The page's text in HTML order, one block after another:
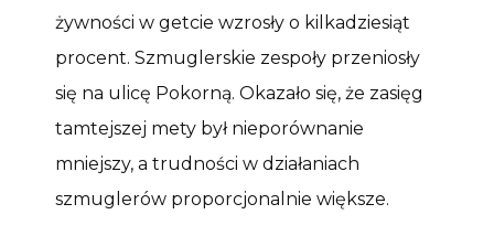
żywności w getcie wzrosły o kilkadziesiąt
procent. Szmuglerskie zespoły przeniosły
się na ulicę Pokorną. Okazało się, że zasięg
tamtejszej mety był nieporównanie
mniejszy, a trudności w działaniach
szmuglerów proporcjonalnie większe.